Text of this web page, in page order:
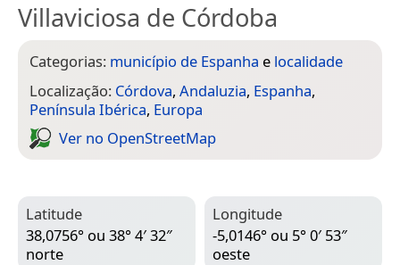
Villaviciosa de Córdoba
Categorias: município de Espanha e localidade
Localização: Córdova, Andaluzia, Espanha,
Península Ibérica, Europa
Ver no Open­Street­Map
Latitude
38,0756° ou 38° 4′ 32″
norte
Longitude
-5,0146° ou 5° 0′ 53″
oeste